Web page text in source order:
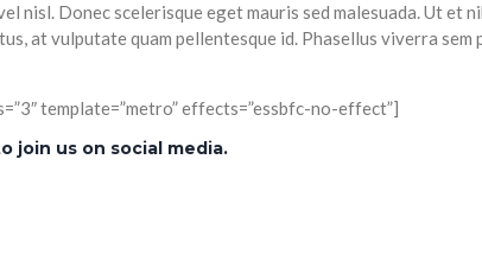
nisl. Donec scelerisque eget mauris sed malesuada. Ut et
at vulputate quam pellentesque id. Phasellus viverra sem
template=”metro” effects=”essbfc-no-effect”]
join us on social media.